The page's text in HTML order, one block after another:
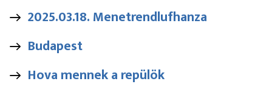
2025.03.18. Menetrendlufhanza
Budapest
Hova mennek a repülök